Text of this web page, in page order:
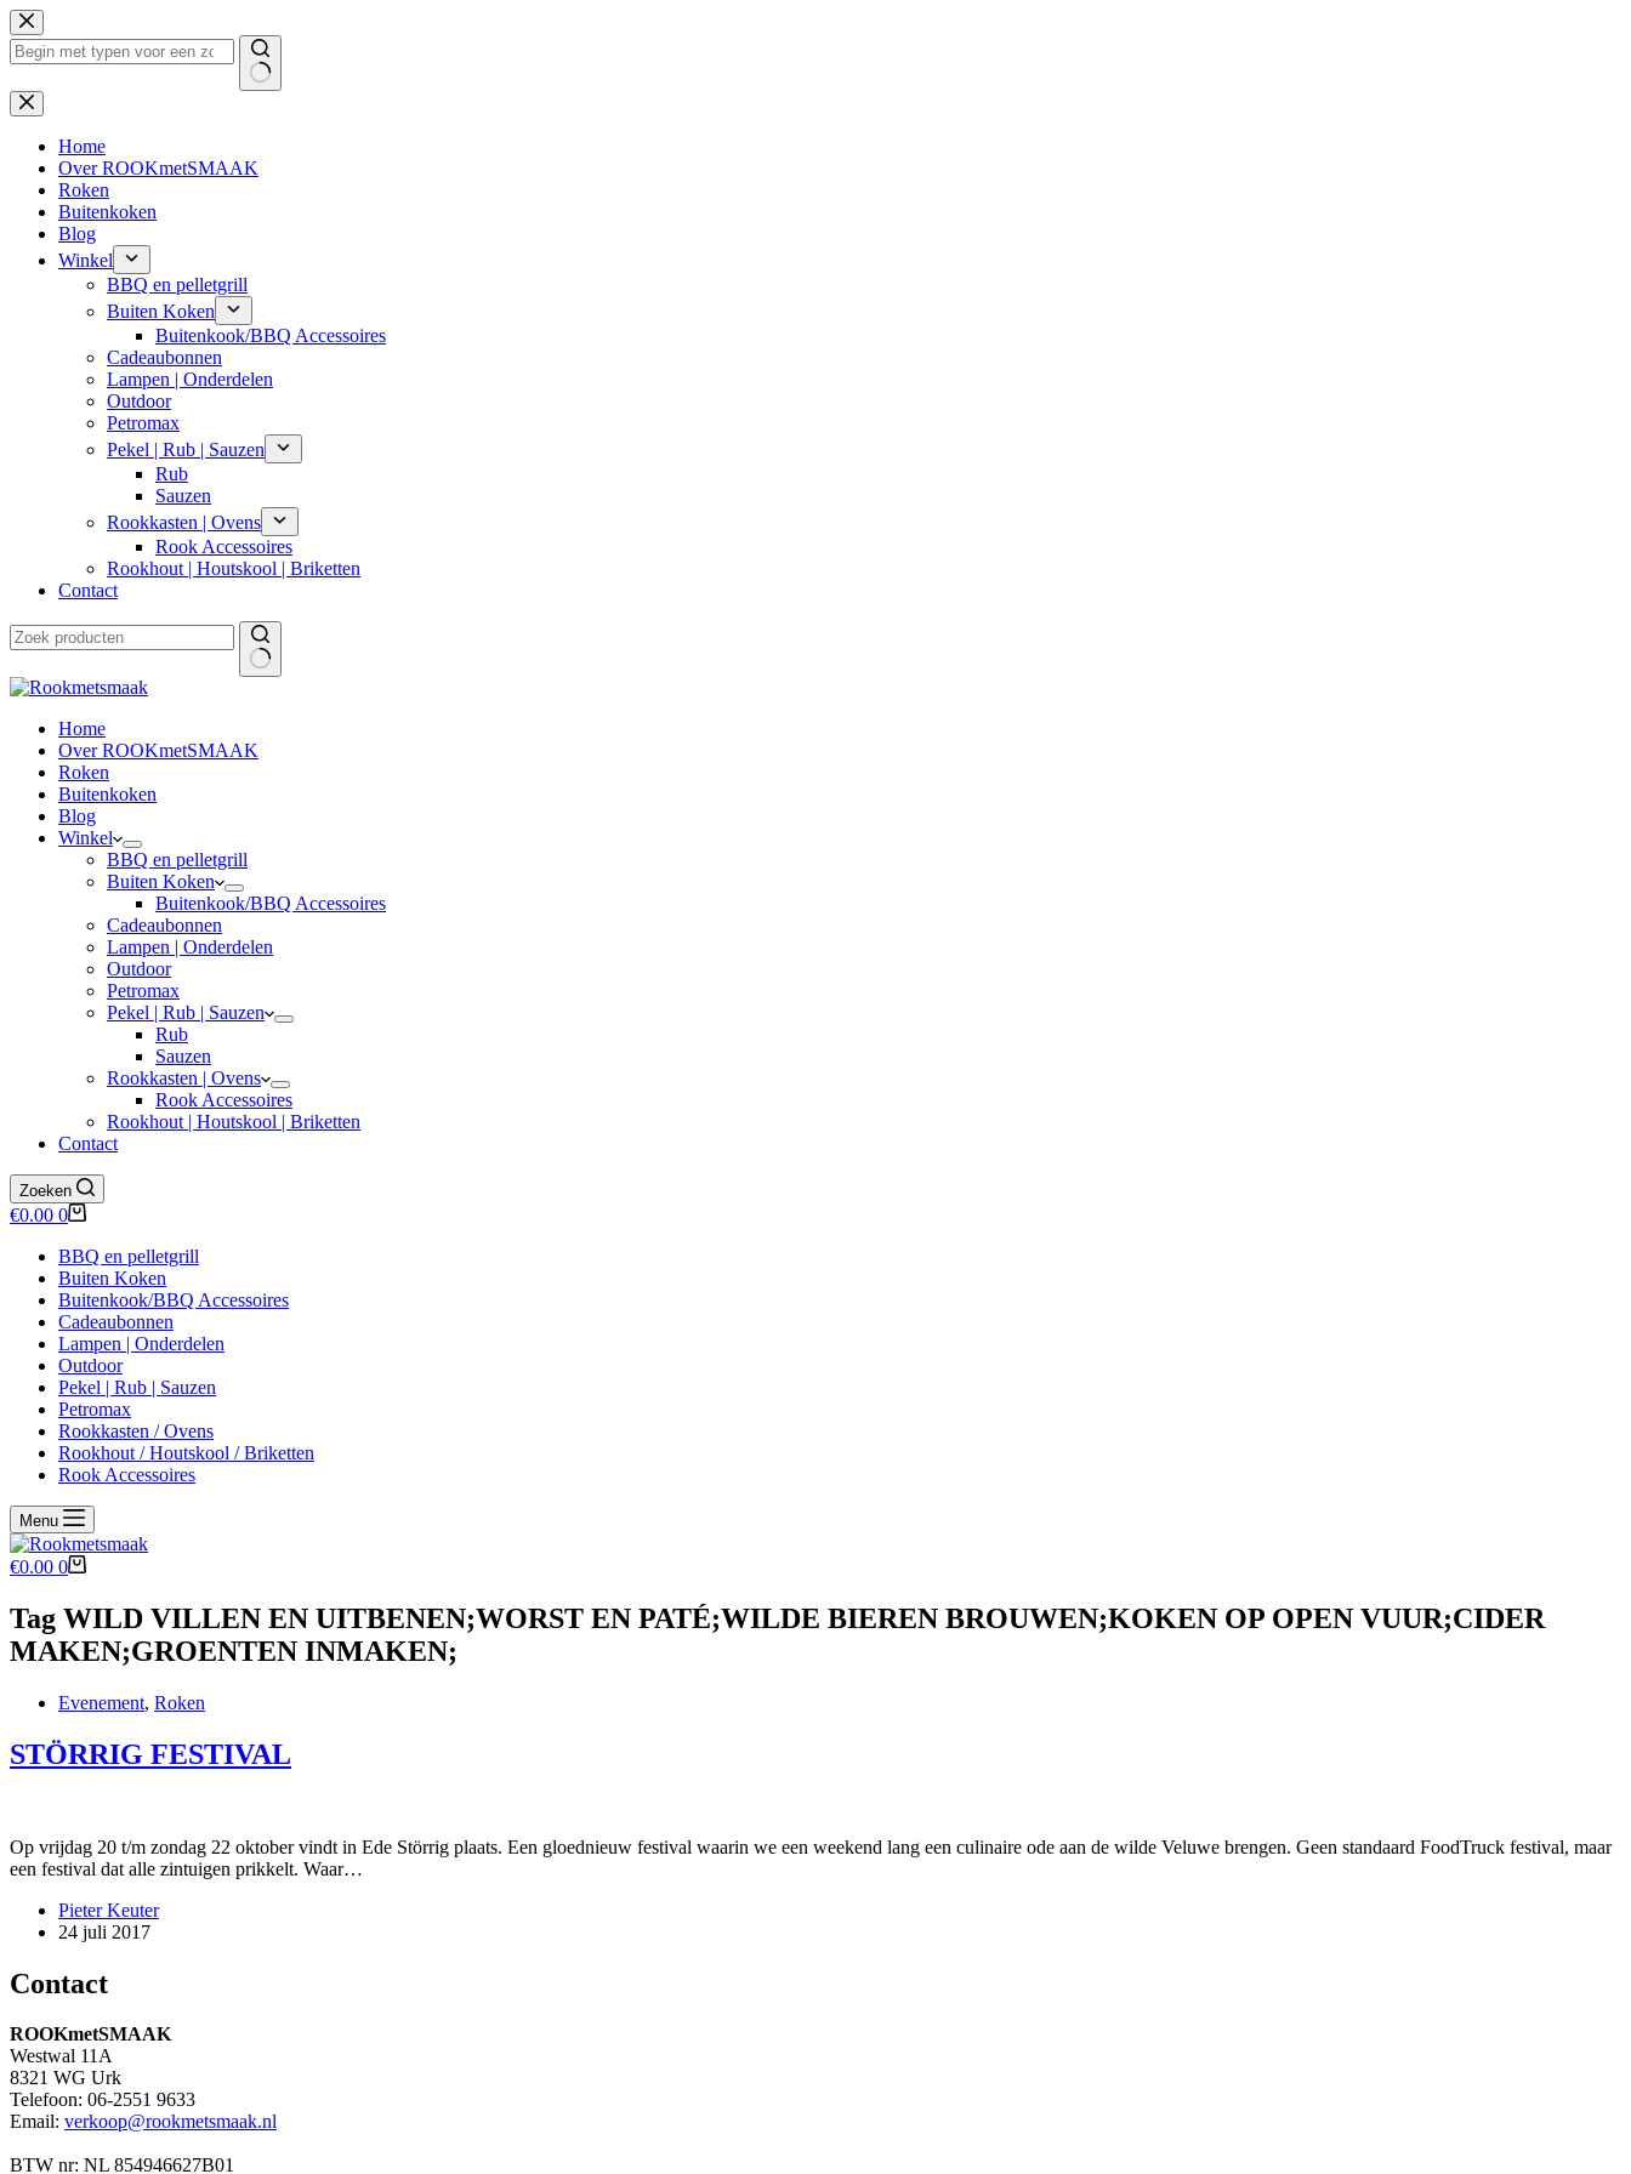
Ga
naar
de
Geen
resultaten
Home
Over ROOKmetSMAAK
Roken
Buitenkoken
Blog
Winkel
BBQ en pelletgrill
Buiten Koken
Buitenkook/BBQ Accessoires
Cadeaubonnen
Lampen | Onderdelen
Outdoor
Petromax
Pekel | Rub | Sauzen
Rub
Sauzen
Rookkasten | Ovens
Rook Accessoires
Rookhout | Houtskool | Briketten
Contact
Home
Over ROOKmetSMAAK
Roken
Buitenkoken
Blog
Winkel
BBQ en pelletgrill
Buiten Koken
Buitenkook/BBQ Accessoires
Cadeaubonnen
Lampen | Onderdelen
Outdoor
Petromax
Pekel | Rub | Sauzen
Rub
Sauzen
Rookkasten | Ovens
Rook Accessoires
Rookhout | Houtskool | Briketten
Contact
Zoeken
Winkelwagen
€0.00 0
BBQ en pelletgrill
Buiten Koken
Buitenkook/BBQ Accessoires
Cadeaubonnen
Lampen | Onderdelen
Outdoor
Pekel | Rub | Sauzen
Petromax
Rookkasten / Ovens
Rookhout / Houtskool / Briketten
Rook Accessoires
Menu
Winkelwagen
€0.00 0
Tag WILD VILLEN EN UITBENEN;WORST EN PATÉ;WILDE BIEREN BROUWEN;KOKEN OP OPEN VUUR;CIDER
MAKEN;GROENTEN INMAKEN;
Evenement, Roken
STÖRRIG FESTIVAL
Op vrijdag 20 t/m zondag 22 oktober vindt in Ede Störrig plaats. Een gloednieuw festival waarin we een weekend lang een culinaire ode aan de wilde Veluwe brengen. Geen standaard FoodTruck festival, maar
een festival dat alle zintuigen prikkelt. Waar…
Pieter Keuter
24 juli 2017
Contact
ROOKmetSMAAK
Westwal 11A
8321 WG Urk
Telefoon: 06-2551 9633
Email: verkoop@rookmetsmaak.nl
BTW nr: NL 854946627B01